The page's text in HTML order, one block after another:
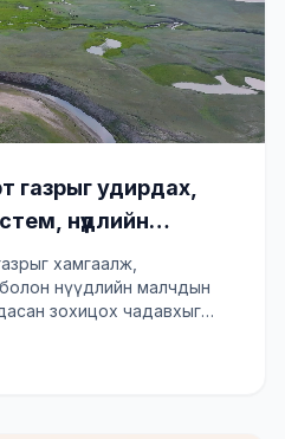
газрыг удирдах,
нүүдлийн
чадавхыг
хамгаалж,
нүүдлийн малчдын
дасан зохицох чадавхыг